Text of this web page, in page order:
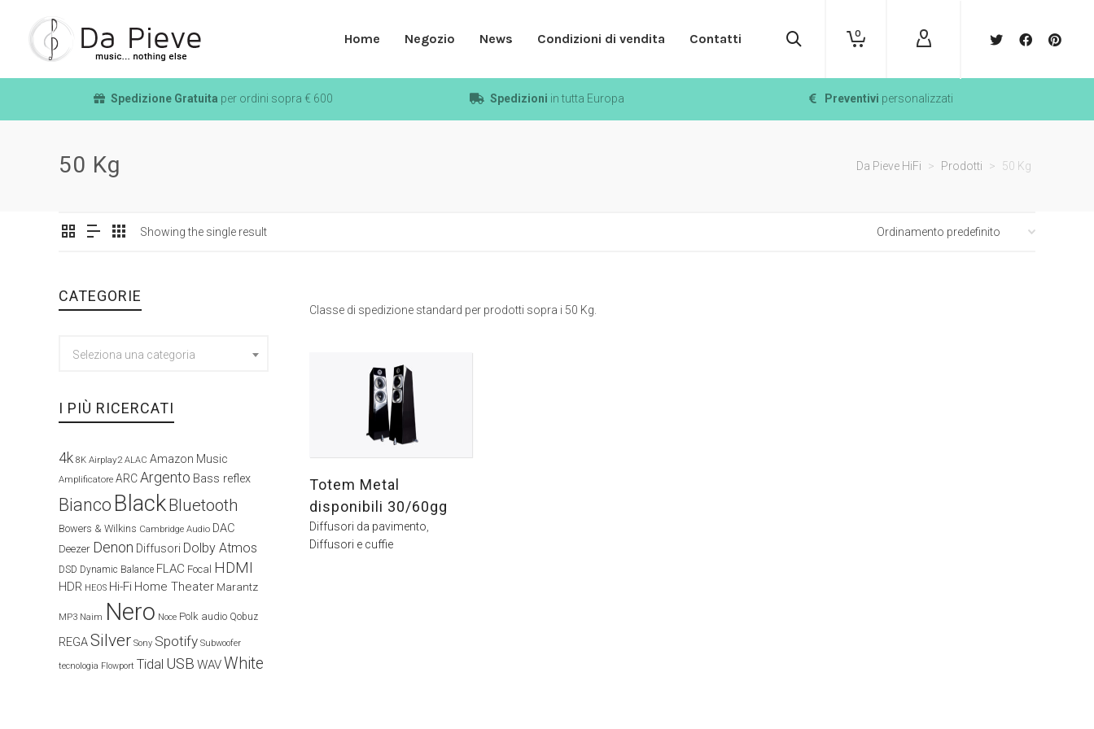
Home Negozio News Condizioni di vendita Contatti 0
Spedizione Gratuita per ordini sopra € 600 Spedizioni in tutta Europa Preventivi personalizzati
50 Kg Da Pieve HiFi > Prodotti > 50 Kg
Showing the single result
Classe di spedizione standard per prodotti sopra i 50 Kg.
Totem Metal
disponibili 30/60gg
Diffusori da pavimento
Diffusori e cuffie
CATEGORIE
Seleziona una categoria
I PIÙ RICERCATI
4k 8K Airplay2 ALAC Amazon Music
Amplificatore ARCArgento Bass reflex
Bianco BlackBluetooth
Bowers & Wilkins Cambridge Audio DAC
Deezer Denon Diffusori Dolby Atmos
DSD Dynamic Balance FLAC Focal HDMI
HDR HEOS Hi-Fi Home Theater Marantz
MP3 Naim Nero Noce Polk audio Qobuz
REGASilver Sony Spotify Subwoofer
tecnologia Flowport Tidal USB WAVWhite